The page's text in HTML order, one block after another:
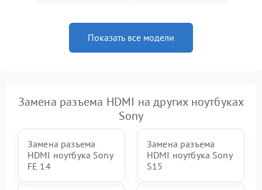
Показать все модели
Замена разъема HDMI на других ноутбуках
Sony
Замена разъема
HDMI ноутбука Sony
FE 14
Замена разъема
HDMI ноутбука Sony
S15